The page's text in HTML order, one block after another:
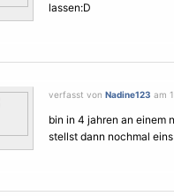
lassen:D
verfasst von Nadine123 am
bin in 4 jahren an einem
stellst dann nochmal